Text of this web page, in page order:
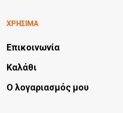
ΧΡΗΣΙΜΑ
Επικοινωνία
Καλάθι
Ο λογαριασμός μου